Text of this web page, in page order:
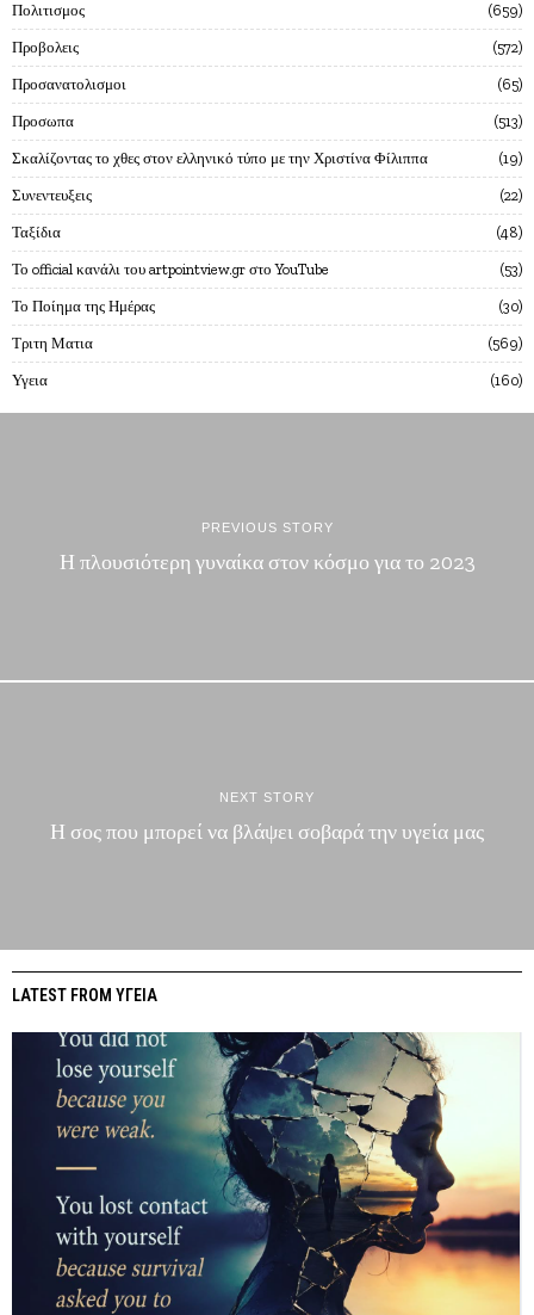
Πολιτισμος 659
Προβολεις 572
Προσανατολισμοι 65
Προσωπα 513
Σκαλίζοντας το χθες στον ελληνικό τύπο με την Χριστίνα Φίλιππα 19
Συνεντευξεις 22
Ταξίδια 48
Το official κανάλι του artpointview.gr στο YouTube 53
Το Ποίημα της Ημέρας 30
Τριτη Ματια 569
Υγεια 160
PREVIOUS STORY
Η πλουσιότερη γυναίκα στον κόσμο για το 2023
NEXT STORY
Η σος που μπορεί να βλάψει σοβαρά την υγεία μας
LATEST FROM ΥΓΕΙΑ